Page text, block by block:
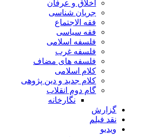
اخلاق و عرفان
جریان شناسی
فقه الاجتماع
فقه سیاسی
فلسفه اسلامی
فلسفه غرب
فلسفه های مضاف
کلام اسلامی
کلام جدید و دین پژوهی
گام دوم انقلاب
نگارخانه
گزارش
نقد فیلم
ویدیو